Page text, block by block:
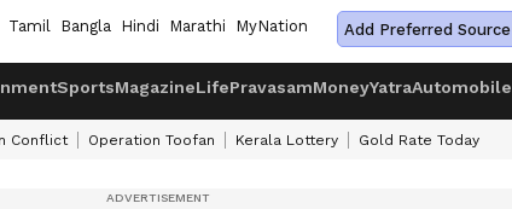
Tamil Bangla Hindi Marathi MyNation Add Preferred Source
SportsMagazineLifePravasamMoneyYatraAutomobile
Conflict Operation Toofan Kerala Lottery Gold Rate Today